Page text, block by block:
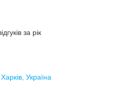
за рік
Україна